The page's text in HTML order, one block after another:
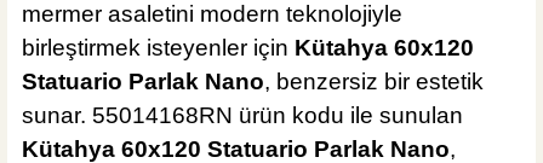
mermer asaletini modern teknolojiyle
birleştirmek isteyenler için Kütahya 60x120
Statuario Parlak Nano, benzersiz bir estetik
sunar. 55014168RN ürün kodu ile sunulan
Kütahya 60x120 Statuario Parlak Nano,